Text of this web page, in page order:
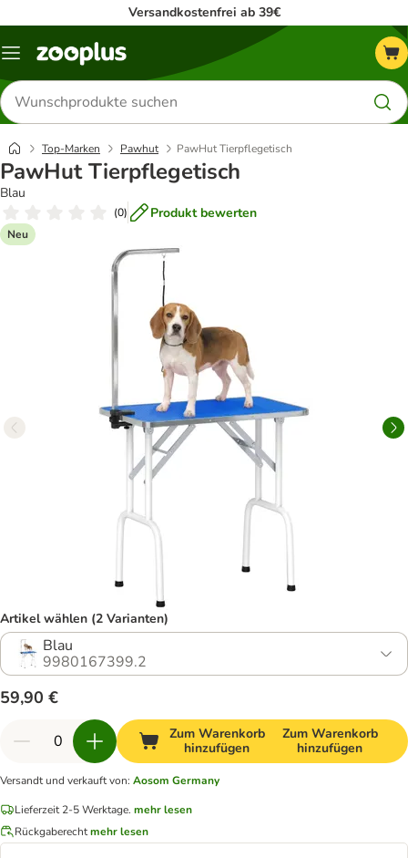
Versandkostenfrei ab 39€
Menü
Produkte
suchen
Top-Marken Pawhut PawHut Tierpflegetisch
PawHut Tierpflegetisch
Blau
(0) Produkt bewerten
Neu
Artikel wählen (2 Varianten)
Blau
9980167399.2
59,90 €
Zum Warenkorb
hinzufügen
Zum Warenkorb
hinzufügen
Versandt und verkauft von: Aosom Germany
Lieferzeit 2-5 Werktage. mehr lesen
Rückgaberechtmehr lesen